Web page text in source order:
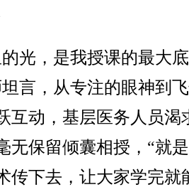
，是我授课的最大底
言，从专注的眼神到
互动，基层医务人员渴
无保留倾囊相授，“就
传下去，让大家学完就